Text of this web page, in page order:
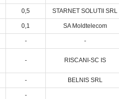
0,5 STARNET SOLUTII SRL
0,1 SA Moldtelecom
- -
- RISCANI-SC IS
- BELNIS SRL
-